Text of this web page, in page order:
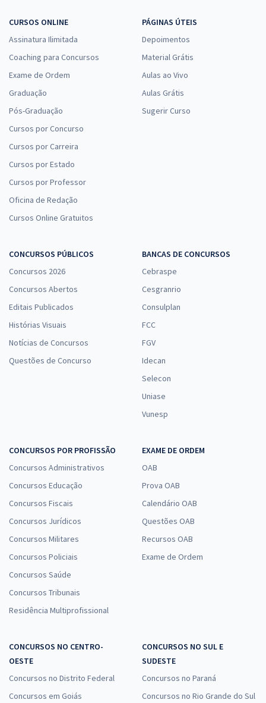
CURSOS ONLINE
Assinatura Ilimitada
Coaching para Concursos
Exame de Ordem
Graduação
Pós-Graduação
Cursos por Concurso
Cursos por Carreira
Cursos por Estado
Cursos por Professor
Oficina de Redação
Cursos Online Gratuitos
PÁGINAS ÚTEIS
Depoimentos
Material Grátis
Aulas ao Vivo
Aulas Grátis
Sugerir Curso
CONCURSOS PÚBLICOS
Concursos 2026
Concursos Abertos
Editais Publicados
Histórias Visuais
Notícias de Concursos
Questões de Concurso
BANCAS DE CONCURSOS
Cebraspe
Cesgranrio
Consulplan
FCC
FGV
Idecan
Selecon
Uniase
Vunesp
CONCURSOS POR PROFISSÃO
Concursos Administrativos
Concursos Educação
Concursos Fiscais
Concursos Jurídicos
Concursos Militares
Concursos Policiais
Concursos Saúde
Concursos Tribunais
Residência Multiprofissional
EXAME DE ORDEM
OAB
Prova OAB
Calendário OAB
Questões OAB
Recursos OAB
Exame de Ordem
CONCURSOS NO CENTRO-
OESTE
Concursos no Distrito Federal
Concursos em Goiás
CONCURSOS NO SUL E
SUDESTE
Concursos no Paraná
Concursos no Rio Grande do Sul